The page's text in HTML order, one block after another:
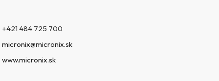
+421 484 725 700
micronix@micronix.sk
www.micronix.sk